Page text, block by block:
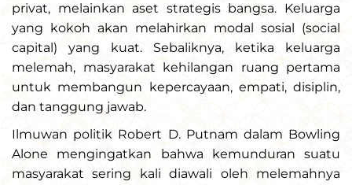
privat, melainkan aset strategis bangsa. Keluarga
yang kokoh akan melahirkan modal sosial (social
capital) yang kuat. Sebaliknya, ketika keluarga
melemah, masyarakat kehilangan ruang pertama
untuk membangun kepercayaan, empati, disiplin,
dan tanggung jawab.
Ilmuwan politik Robert D. Putnam dalam Bowling
Alone mengingatkan bahwa kemunduran suatu
masyarakat sering kali diawali oleh melemahnya